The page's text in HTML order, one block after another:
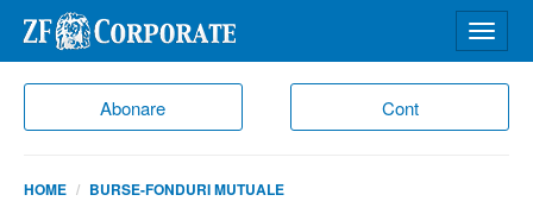
Abonare Cont
meniu
HOME BURSE-FONDURI MUTUALE